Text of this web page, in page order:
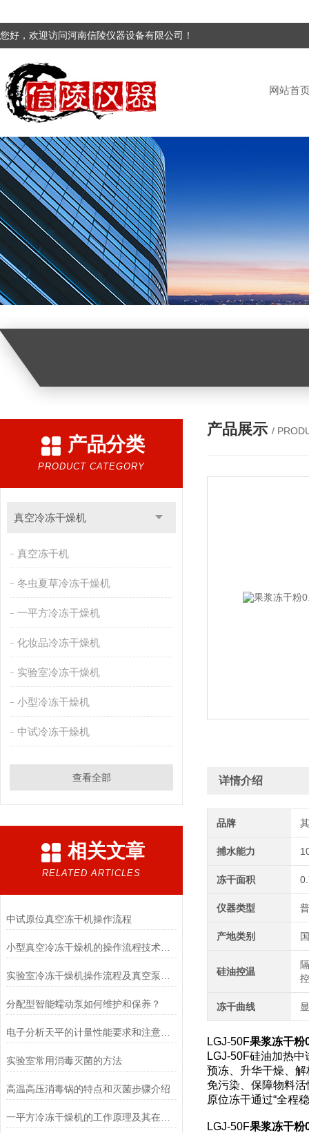
您好，欢迎访问河南信陵仪器设备有限公司！
网站首
产品分类
PRODUCT CATEGORY
真空冷冻干燥机
真空冻干机
冬虫夏草冷冻干燥机
一平方冷冻干燥机
化妆品冷冻干燥机
实验室冷冻干燥机
小型冷冻干燥机
中试冷冻干燥机
查看全部
相关文章
RELATED ARTICLES
中试原位真空冻干机操作流程
小型真空冷冻干燥机的操作流程技术详解
分配型智能蠕动泵如何维护和保养？
电子分析天平的计量性能要求和注意事项说明
实验室常用消毒灭菌的方法
高温高压消毒锅的特点和灭菌步骤介绍
一平方冷冻干燥机的工作原理及其在材料科学中的重要性
产品展示 /
详情介绍
品牌
捕水能力
冻干面积
仪器类型
产地类别
硅油控温
冻干曲线
LGJ-50F果浆冻干粉
LGJ-50F硅油加热
预冻、升华干燥、
免污染、保障物料
原位冻干通过“全程
LGJ-50F果浆冻干粉